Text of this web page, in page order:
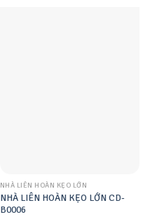
NHÀ LIÊN HOÀN KẸO LỚN
NHÀ LIÊN HOÀN KẸO LỚN CD-
B0006